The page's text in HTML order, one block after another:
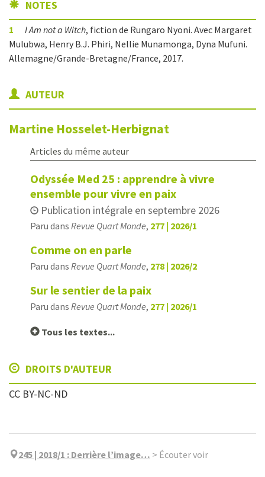
NOTES
1 I Am not a Witch, fiction de Rungaro Nyoni. Avec Margaret
Mulubwa, Henry B.J. Phiri, Nellie Munamonga, Dyna Mufuni.
Allemagne/Grande-Bretagne/France, 2017.
AUTEUR
Martine Hosselet-Herbignat
Articles du même auteur
Odyssée Med 25 : apprendre à vivre
ensemble pour vivre en paix
Publication intégrale en septembre 2026
Paru dans Revue Quart Monde, 277 | 2026/1
Comme on en parle
Paru dans Revue Quart Monde, 278 | 2026/2
Sur le sentier de la paix
Paru dans Revue Quart Monde, 277 | 2026/1
Tous les textes...
DROITS D'AUTEUR
CC BY-NC-ND
245 | 2018/1 : Derrière l’image… > Écouter voir